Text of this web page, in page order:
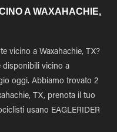
A WAXAHACHIE,
vicino a Waxahachie, TX?
disponibili vicino a
oggi. Abbiamo trovato 2
TX, prenota il tuo
usano EAGLERIDER